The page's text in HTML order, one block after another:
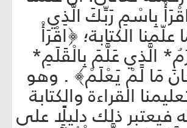
بِاسْمِ رَبِّكَ الَّذِي
الكتابة؛ ﴿اقْرَأْ
الَّذِي عَلَّمَ بِالْقَلَمِ*
مَا لَمْ يَعْلَمْ﴾ . وهو
القراءة والكتابة
فيعتبر ذلك دليلًا على